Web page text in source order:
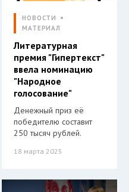
НОВОСТИ
МАТЕРИАЛ
Литературная
премия "Гипертекст"
ввела номинацию
"Народное
голосование"
Денежный приз её
победителю составит
250 тысяч рублей.
18 марта 2025